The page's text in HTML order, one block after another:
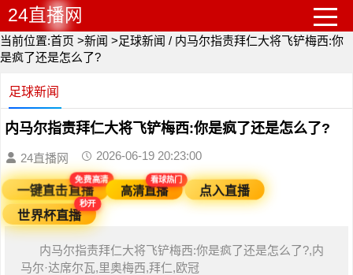
24直播网
当前位置:首页 >新闻 >足球新闻 / 内马尔指责拜仁大将飞铲梅西:你
是疯了还是怎么了?
足球新闻
内马尔指责拜仁大将飞铲梅西:你是疯了还是怎么了?
24直播网 2026-06-19 20:23:00
一键直击直播
免费高清
高清直播
看球热门
点入直播
世界杯直播
秒开
内马尔指责拜仁大将飞铲梅西:你是疯了还是怎么了?,内
马尔·达席尔瓦,里奥梅西,拜仁,欧冠